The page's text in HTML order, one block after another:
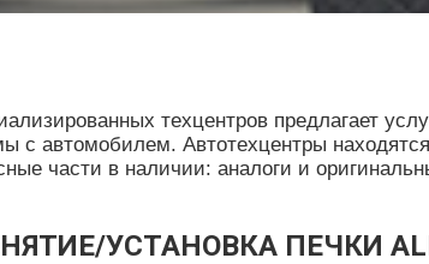
техцентров предлагает
с автомобилем. Автотехцентры
части в наличии: аналоги и
УСТАНОВКА ПЕЧКИ